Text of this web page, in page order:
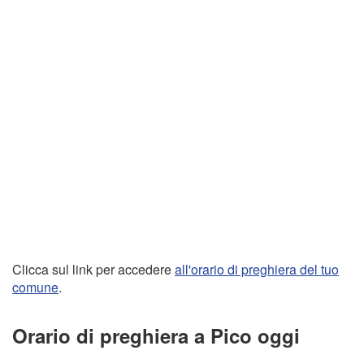
Clicca sul link per accedereall'orario di preghiera del tuo
comune.
Orario di preghiera a Pico oggi